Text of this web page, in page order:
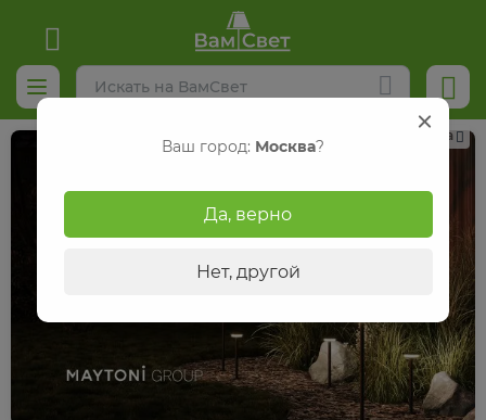
Реклама
Ваш город: Москва?
Да, верно
Нет, другой